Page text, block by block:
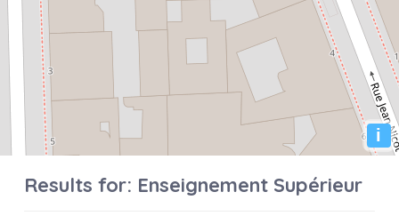
i
Results for: Enseignement Supérieur